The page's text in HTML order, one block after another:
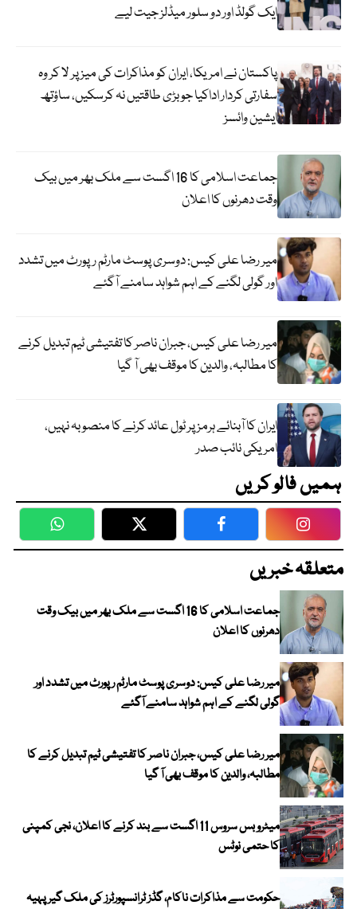
ایک گولڈ اور دو سلور میڈلز جیت لیے
پاکستان نے امریکا، ایران کو مذاکرات کی میز پر لا کر وہ
سفارتی کردار اداکیا جو بڑی طاقتیں نہ کرسکیں، ساؤتھ
ایشین وائسز
جماعت اسلامی کا 16 اگست سے ملک بھر میں بیک
وقت دھرنوں کا اعلان
میر رضا علی کیس: دوسری پوسٹ مارٹم رپورٹ میں تشدد
اور گولی لگنے کے اہم شواہد سامنے آگئے
میر رضا علی کیس، جبران ناصر کا تفتیشی ٹیم تبدیل کرنے
کا مطالبہ، والدین کا موقف بھی آ گیا
ایران کا آبنائے ہرمز پر ٹول عائد کرنے کا منصوبہ نہیں،
امریکی نائب صدر
ہمیں فالو کریں
WhatsApp Twitter Facebook
متعلقہ خبریں
جماعت اسلامی کا 16 اگست سے ملک بھر میں بیک وقت
دھرنوں کا اعلان
میر رضا علی کیس: دوسری پوسٹ مارٹم رپورٹ میں تشدد اور
گولی لگنے کے اہم شواہد سامنے آگئے
میر رضا علی کیس، جبران ناصر کا تفتیشی ٹیم تبدیل کرنے کا
مطالبہ، والدین کا موقف بھی آ گیا
میٹرو بس سروس 11 اگست سے بند کرنے کا اعلان، نجی کمپنی
کا حتمی نوٹس
حکومت سے مذاکرات ناکام، گڈز ٹرانسپورٹرز کی ملک گیر پہیہ